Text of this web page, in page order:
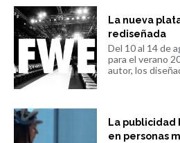
La nueva
rediseñada
Del 10 al 14 de
para el verano
autor, los
La publicidad
en personas